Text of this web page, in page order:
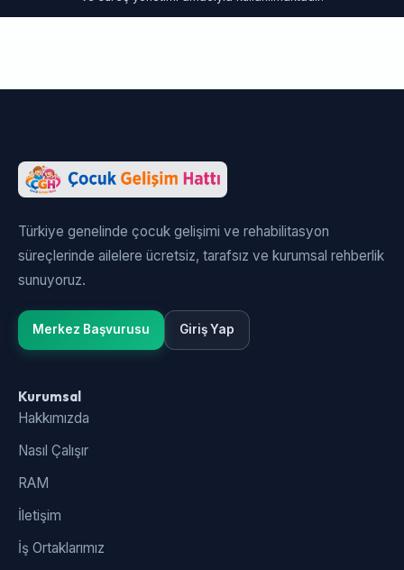
Türkiye genelinde çocuk gelişimi ve rehabilitasyon
süreçlerinde ailelere ücretsiz, tarafsız ve kurumsal rehberlik
sunuyoruz.
Merkez Başvurusu Giriş Yap
Kurumsal
Hakkımızda
Nasıl Çalışır
RAM
İletişim
İş Ortaklarımız